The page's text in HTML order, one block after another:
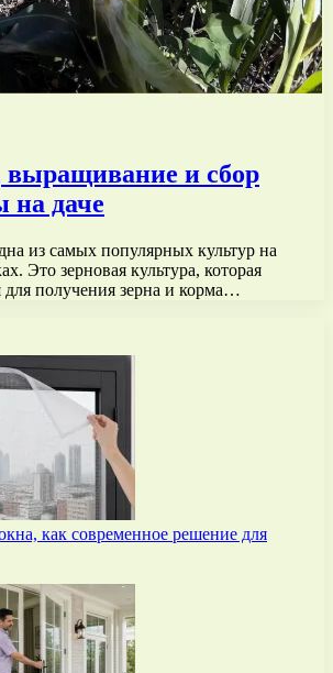
выращивание и сбор
на даче
из самых популярных культур на
Это зерновая культура, которая
для получения зерна и корма…
как современное решение для